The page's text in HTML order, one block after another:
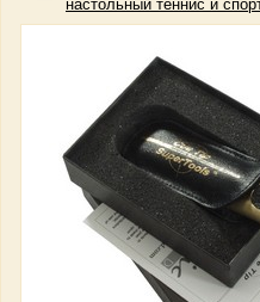
настольный теннис и